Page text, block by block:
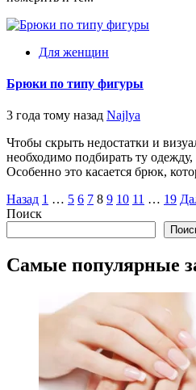
Для женщин
Брюки по типу фигуры
3 года тому назад Najlya
Чтобы скрыть недостатки и
необходимо подбирать ту одежду,
Особенно это касается брюк,
Пагинация
записей
Назад 1 … 5 6 7 8 9 10 11 … 19
Поиск
Самые популярные